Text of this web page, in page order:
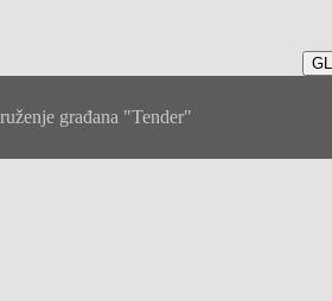
građana "Tender"